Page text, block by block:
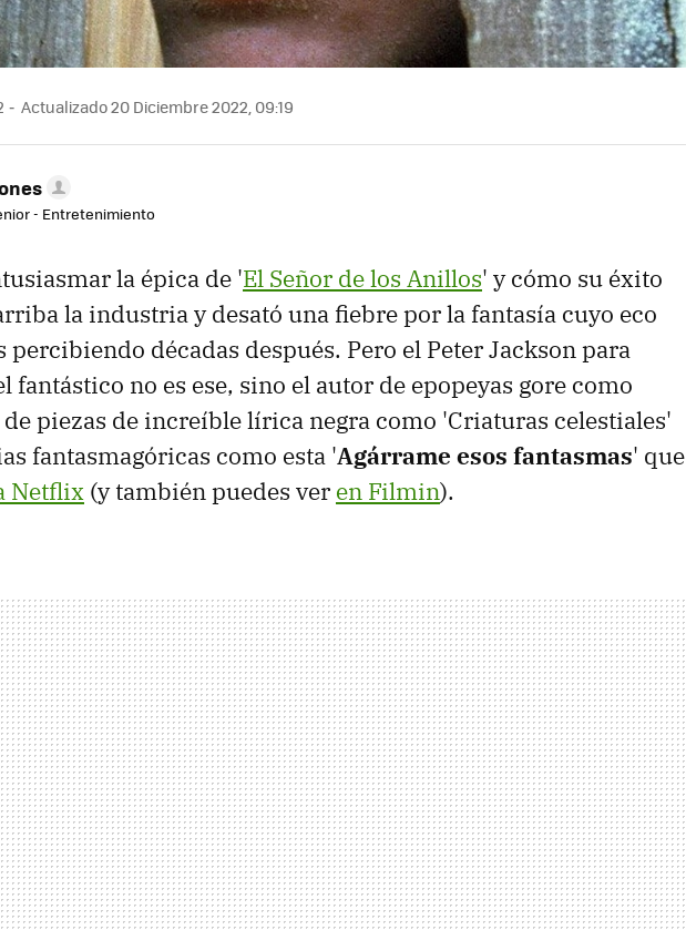
Actualizado 20 Diciembre 2022, 09:19
- Entretenimiento
la épica de 'El Señor de los Anillos' y cómo su éxito
la industria y desató una fiebre por la fantasía cuyo eco
percibiendo décadas después. Pero el Peter Jackson para
fantástico no es ese, sino el autor de epopeyas gore como
piezas de increíble lírica negra como 'Criaturas celestiales'
fantasmagóricas como esta 'Agárrame esos fantasmas' que
Netflix (y también puedes ver en Filmin).